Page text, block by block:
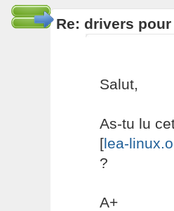
Re: drivers
Salut,
As-tu lu
[lea-
?
A+